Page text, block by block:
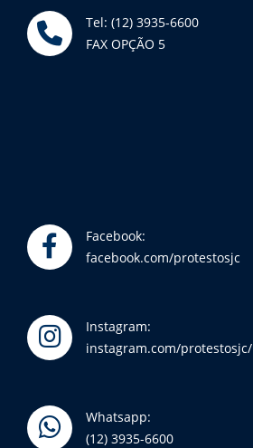
Tel: (12) 3935-6600
FAX OPÇÃO 5
Facebook:
facebook.com/protestosjc
Instagram:
instagram.com/protestosjc/
Whatsapp:
(12) 3935-6600